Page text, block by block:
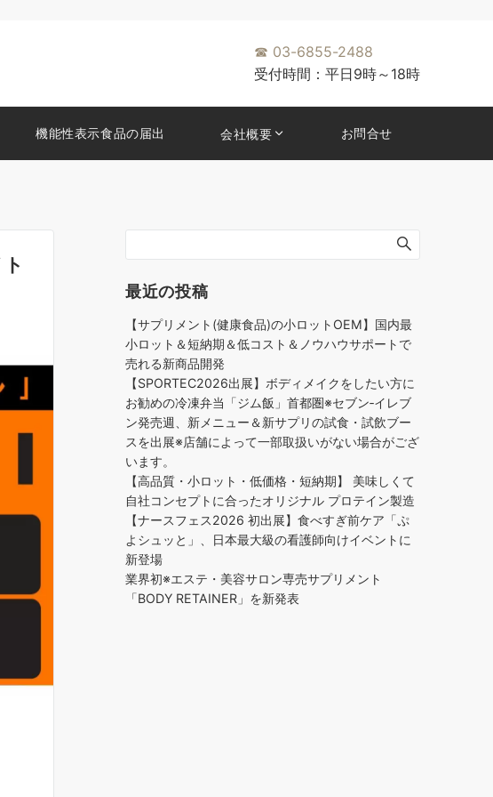
☎ 03-6855-2488
受付時間：平日9時～18時
機能性表示食品の届出 会社概要 お問合せ
最近の投稿
【サプリメント(健康食品)の小ロットOEM】国内最
小ロット＆短納期＆低コスト＆ノウハウサポートで
売れる新商品開発
【SPORTEC2026出展】ボディメイクをしたい方に
お勧めの冷凍弁当「ジム飯」首都圏※セブン‐イレブ
ン発売週、新メニュー＆新サプリの試食・試飲ブー
スを出展※店舗によって一部取扱いがない場合がござ
います。
【高品質・小ロット・低価格・短納期】 美味しくて
自社コンセプトに合ったオリジナル プロテイン製造
【ナースフェス2026 初出展】食べすぎ前ケア「ぷ
よシュッと」、日本最大級の看護師向けイベントに
新登場
業界初※エステ・美容サロン専売サプリメント
「BODY RETAINER」を新発表